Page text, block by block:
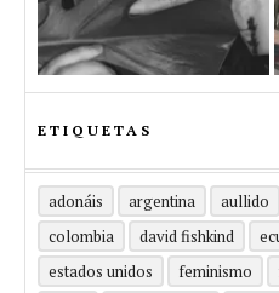
ETIQUETAS
adonáis argentina aullido
colombia
david fishkind
estados unidos
feminismo